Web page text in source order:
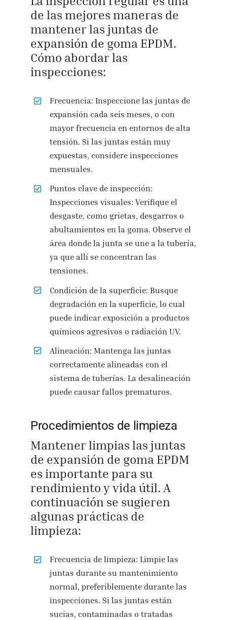
de las mejores maneras de
mantener las juntas de
expansión de goma EPDM.
Cómo abordar las
inspecciones:
Frecuencia: Inspeccione las juntas de
expansión cada seis meses, o con
mayor frecuencia en entornos de alta
tensión. Si las juntas están muy
expuestas, considere inspecciones
mensuales.
Puntos clave de inspección:
Inspecciones visuales: Verifique el
desgaste, como grietas, desgarros o
abultamientos en la goma. Observe el
área donde la junta se une a la tubería,
ya que allí se concentran las
tensiones.
Condición de la superficie: Busque
degradación en la superficie, lo cual
puede indicar exposición a productos
químicos agresivos o radiación UV.
Alineación: Mantenga las juntas
correctamente alineadas con el
sistema de tuberías. La desalineación
puede causar fallos prematuros.
Procedimientos de limpieza
Mantener limpias las juntas
de expansión de goma EPDM
es importante para su
rendimiento y vida útil. A
continuación se sugieren
algunas prácticas de
limpieza:
Frecuencia de limpieza: Limpie las
juntas durante su mantenimiento
normal, preferiblemente durante las
inspecciones. Si las juntas están
sucias, contaminadas o tratadas